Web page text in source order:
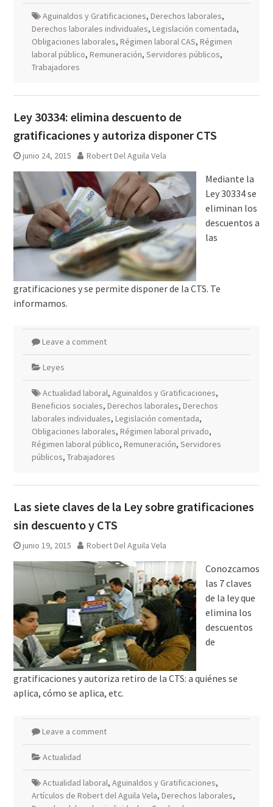
Aguinaldos y Gratificaciones, Derechos laborales,
Derechos laborales individuales, Legislación comentada,
Obligaciones laborales, Régimen laboral CAS, Régimen
laboral público, Remuneración, Servidores públicos,
Trabajadores
Ley 30334: elimina descuento de
gratificaciones y autoriza disponer CTS
junio 24, 2015 Robert Del Aguila Vela
Mediante la
Ley 30334 se
eliminan los
descuentos a
las
gratificaciones y se permite disponer de la CTS. Te
informamos.
Leave a comment
Leyes
Actualidad laboral, Aguinaldos y Gratificaciones,
Beneficios sociales, Derechos laborales, Derechos
laborales individuales, Legislación comentada,
Obligaciones laborales, Régimen laboral privado,
Régimen laboral público, Remuneración, Servidores
públicos, Trabajadores
Las siete claves de la Ley sobre gratificaciones
sin descuento y CTS
junio 19, 2015 Robert Del Aguila Vela
Conozcamos
las 7 claves
de la ley que
elimina los
descuentos
de
gratificaciones y autoriza retiro de la CTS: a quiénes se
aplica, cómo se aplica, etc.
Leave a comment
Actualidad
Actualidad laboral, Aguinaldos y Gratificaciones,
Artículos de Robert del Aguila Vela, Derechos laborales,